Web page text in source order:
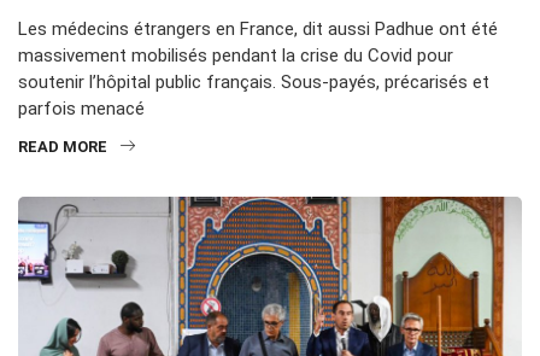
Les médecins étrangers en France, dit aussi Padhue ont été
massivement mobilisés pendant la crise du Covid pour
soutenir l’hôpital public français. Sous-payés, précarisés et
parfois menacé
READ MORE